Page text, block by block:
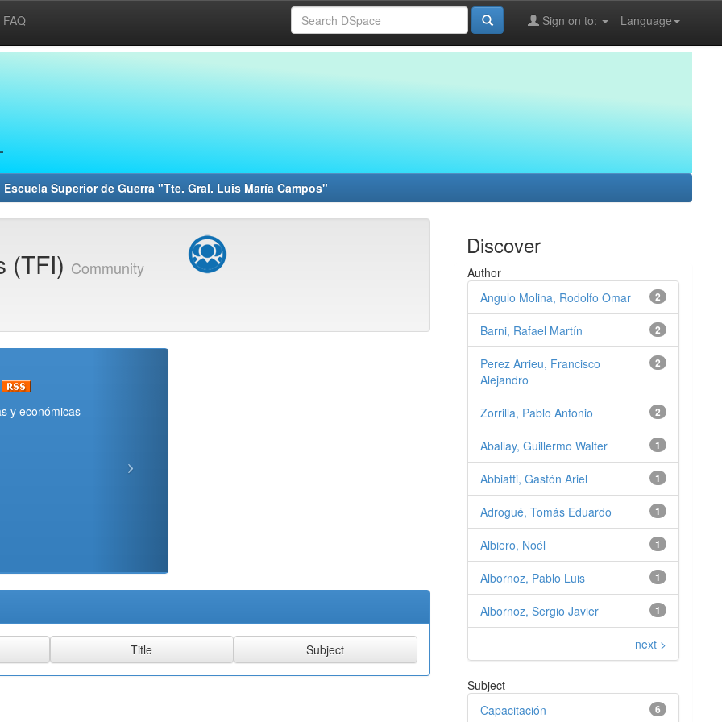
FAQ Language
Sign on to:
Escuela Superior de Guerra "Tte. Gral. Luis María Campos"
(TFI) Community
y económicas
Discover
Author
2
Angulo Molina, Rodolfo Omar
2
Barni, Rafael Martín
2
Perez Arrieu, Francisco
Alejandro
2
Zorrilla, Pablo Antonio
1
Aballay, Guillermo Walter
1
Abbiatti, Gastón Ariel
1
Adrogué, Tomás Eduardo
1
Albiero, Noél
1
Albornoz, Pablo Luis
1
Albornoz, Sergio Javier
next >
Subject
6
Capacitación